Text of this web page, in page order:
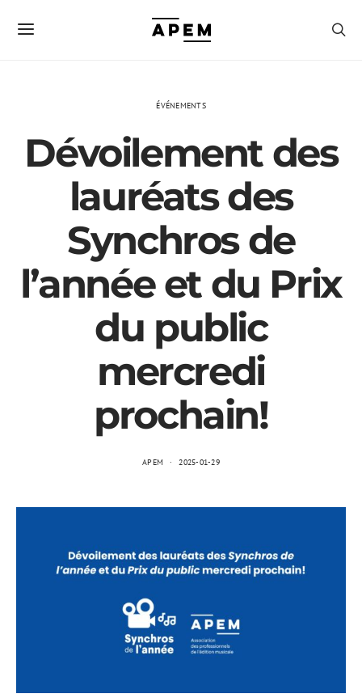
ÉVÉNEMENTS
Dévoilement des
lauréats des
Synchros de
l’année et du Prix
du public
mercredi
prochain!
APEM 2025-01-29